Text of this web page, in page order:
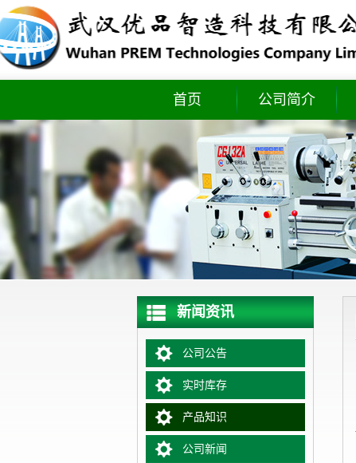
首页 公司简介
实时库存
新闻资讯
公司公告
实时库存
产品知识
公司新闻